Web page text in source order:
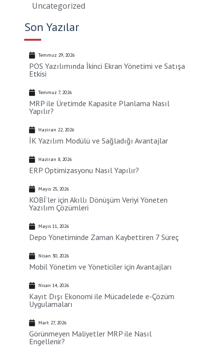
Uncategorized
Son Yazılar
Temmuz 29, 2026
POS Yazılımında İkinci Ekran Yönetimi ve Satışa
Etkisi
Temmuz 7, 2026
MRP ile Üretimde Kapasite Planlama Nasıl
Yapılır?
Haziran 22, 2026
İK Yazılım Modülü ve Sağladığı Avantajlar
Haziran 8, 2026
ERP Optimizasyonu Nasıl Yapılır?
Mayıs 25, 2026
KOBİ’ler için Akıllı Dönüşüm Veriyi Yöneten
Yazılım Çözümleri
Mayıs 11, 2026
Depo Yönetiminde Zaman Kaybettiren 7 Süreç
Nisan 30, 2026
Mobil Yönetim ve Yöneticiler için Avantajları
Nisan 14, 2026
Kayıt Dışı Ekonomi ile Mücadelede e-Çözüm
Uygulamaları
Mart 27, 2026
Görünmeyen Maliyetler MRP ile Nasıl
Engellenir?